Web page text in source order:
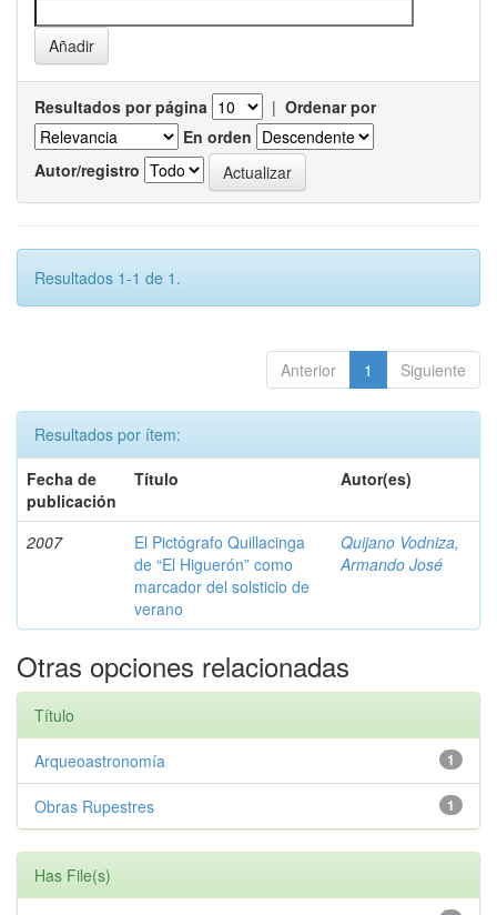
Resultados por página | Ordenar por
En orden
Autor/registro
Resultados 1-1 de 1.
Anterior 1 Siguiente
Resultados por ítem:
Fecha de
publicación
Título Autor(es)
2007
El Pictógrafo Quillacinga
de “El Higuerón” como
marcador del solsticio de
verano
Quijano Vodniza,
Armando José
Otras opciones relacionadas
Título
1
Arqueoastronomía
1
Obras Rupestres
Has File(s)